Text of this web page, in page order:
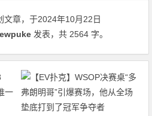
文章，于2024年10月22日
发表，共 2564 字。